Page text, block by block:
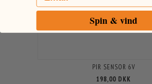
PIR SENSOR 6V
198,00 DKK
Spin & vind